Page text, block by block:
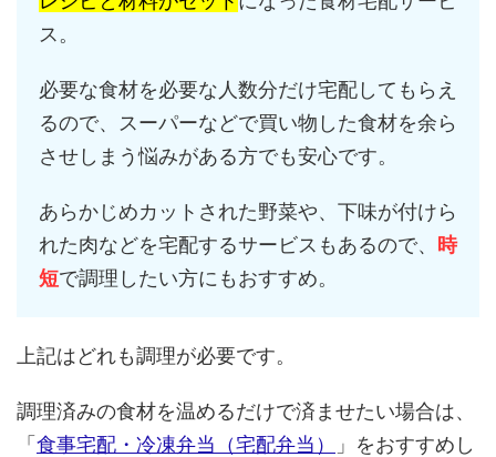
ス。
必要な食材を必要な人数分だけ宅配してもらえ
るので、スーパーなどで買い物した食材を余ら
させしまう悩みがある方でも安心です。
あらかじめカットされた野菜や、下味が付けら
れた肉などを宅配するサービスもあるので、
時
短で調理したい方にもおすすめ。
上記はどれも調理が必要です。
調理済みの食材を温めるだけで済ませたい場合は、
「 食事宅配・冷凍弁当（宅配弁当）
」をおすすめし